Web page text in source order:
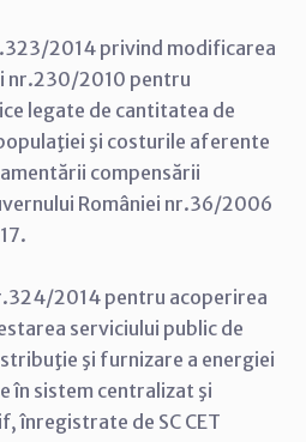
2014 privind modificarea
nr.230/2010 pentru
legate de cantitatea de
şi costurile aferente
compensării
României nr.36/2006
2014 pentru acoperirea
serviciului public de
şi furnizare a energiei
în sistem centralizat şi
înregistrate de SC CET